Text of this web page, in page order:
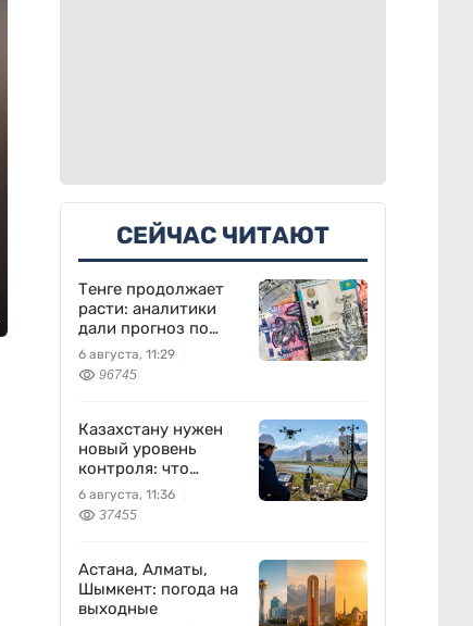
СЕЙЧАС ЧИТАЮТ
Тенге продолжает
расти: аналитики
дали прогноз по
доллару
6 августа, 11:29
96745
Казахстану нужен
новый уровень
контроля: что
предлагают ученые
на фоне развития
атомной энергетики
6 августа, 11:36
37455
Астана, Алматы,
Шымкент: погода на
выходные